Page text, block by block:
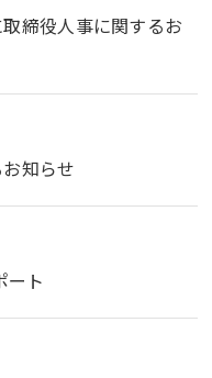
締役人事に関するお
知らせ
ート